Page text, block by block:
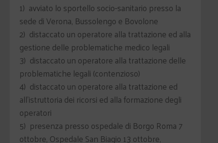
1) avviato lo sportello socio-sanitario presso la
sede di Verona, Bussolengo e Bovolone
2) distaccato un operatore alla trattazione ed alla
gestione delle problematiche medico legali
3) distaccato un operatore alla trattazione delle
problematiche legali (contenzioso)
4) distaccato un operatore alla trattazione ed
all'istruttoria dei ricorsi ed alla formazione degli
operatori
5) presenza presso ospedale di Borgo Roma 7
ottobre, Ospedale San Biagio 13 ottobre,